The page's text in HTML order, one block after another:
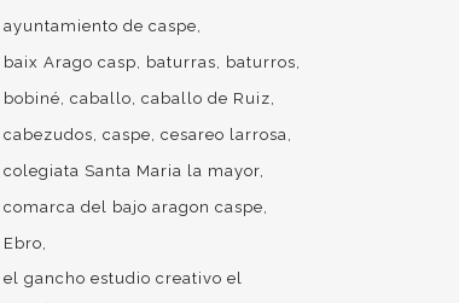
ayuntamiento de caspe
baix Arago casp
baturras
baturros
bobiné caballo caballo de Ruiz
cabezudos caspe cesareo larrosa
colegiata Santa Maria la mayor
comarca del bajo aragon caspe
Ebro
el gancho estudio creativo el